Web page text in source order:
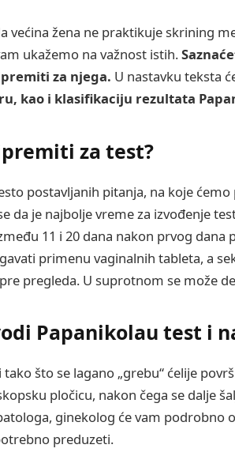
većina žena ne praktikuje skrining
ukažemo na važnost istih.
za njega. U nastavku teksta
kao i klasifikaciju rezultata
za test?
postavljanih pitanja, na koje
da je najbolje vreme za izvođenje
11 i 20 dana nakon prvog dana
primenu vaginalnih tableta, a
pregleda. U suprotnom se može
Papanikolau test i
tako što se lagano „grebu“ ćelije
pločicu, nakon čega se dalje
ginekolog će vam podrobno
preduzeti.